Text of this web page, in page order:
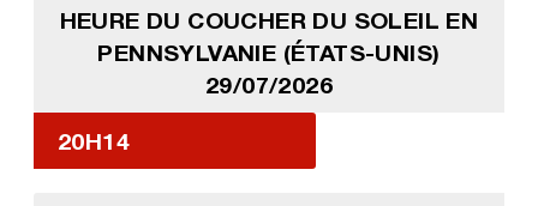
HEURE DU COUCHER DU SOLEIL EN
PENNSYLVANIE (ÉTATS-UNIS)
29/07/2026
20H14